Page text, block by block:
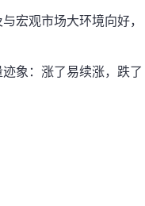
宏观市场大环境向好，
象：涨了易续涨，跌了